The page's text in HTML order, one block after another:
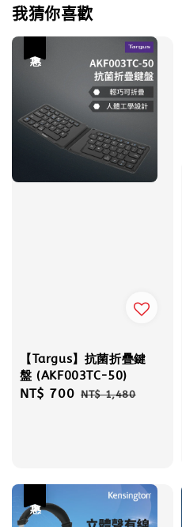
我猜你喜歡
【Targus】抗菌折疊鍵
盤 (AKF003TC-50)
Sale
NT$ 700 Regular
NT$ 1,480